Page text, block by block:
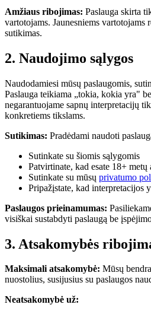
Amžiaus ribojimas: Paslauga skirta
vartotojams. Jaunesniems vartotojams
sutikimas.
2. Naudojimo sąlygos
Naudodamiesi mūsų paslaugomis,
Paslauga teikiama „tokia, kokia yra"
negarantuojame sapnų interpretacijų
konkretiems tikslams.
Sutikimas: Pradėdami naudoti
Sutinkate su šiomis sąlygomis
Patvirtinate, kad esate 18+ metų
Sutinkate su mūsų privatumo
Pripažįstate, kad interpretacijos
Paslaugos prieinamumas:
visiškai sustabdyti paslaugą be
3. Atsakomybės
Maksimali atsakomybė: Mūsų
nuostolius, susijusius su paslaugos
Neatsakomybė už: